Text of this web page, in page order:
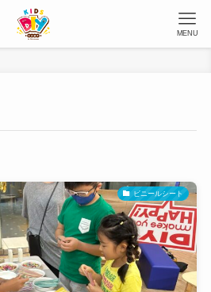
MENU
ビニールシート